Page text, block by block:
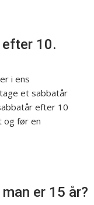
efter 10.
i ens
et sabbatår
efter 10
og før en
er 15 år?